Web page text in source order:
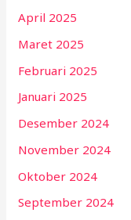
April 2025
Maret 2025
Februari 2025
Januari 2025
Desember 2024
November 2024
Oktober 2024
September 2024